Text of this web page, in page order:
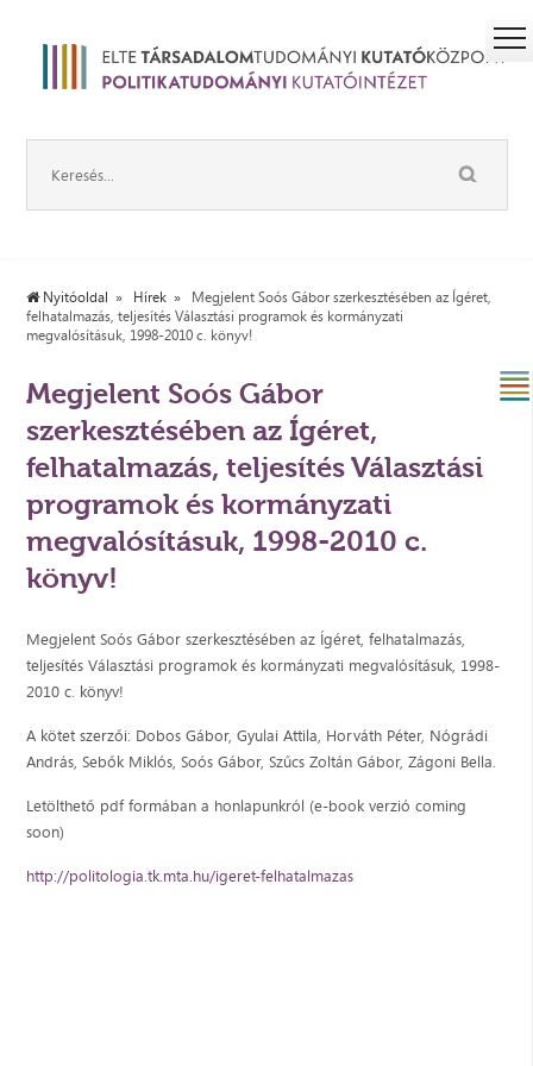
Nyitóoldal Hírek
Megjelent Soós Gábor szerkesztésében az Ígéret,
felhatalmazás, teljesítés Választási programok és kormányzati
megvalósításuk, 1998-2010 c. könyv!
Megjelent Soós Gábor
szerkesztésében az Ígéret,
felhatalmazás, teljesítés Választási
programok és kormányzati
megvalósításuk, 1998-2010 c.
könyv!
Megjelent Soós Gábor szerkesztésében az Ígéret, felhatalmazás,
teljesítés Választási programok és kormányzati megvalósításuk, 1998-
2010 c. könyv!
A kötet szerzői: Dobos Gábor, Gyulai Attila, Horváth Péter, Nógrádi
András, Sebők Miklós, Soós Gábor, Szűcs Zoltán Gábor, Zágoni Bella.
Letölthető pdf formában a honlapunkról (e-book verzió coming
soon)
http://politologia.tk.mta.hu/igeret-felhatalmazas